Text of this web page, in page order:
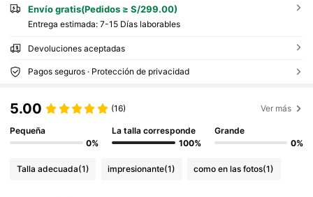
Envío gratis(Pedidos ≥ S/299.00)
Entrega estimada: 7-15 Días laborables
Devoluciones aceptadas
Pagos seguros · Protección de privacidad
5.00 (16) Ver más
Pequeña
0%
La talla corresponde
100%
Grande
0%
Talla adecuada(1) impresionante(1) como en las fotos(1)